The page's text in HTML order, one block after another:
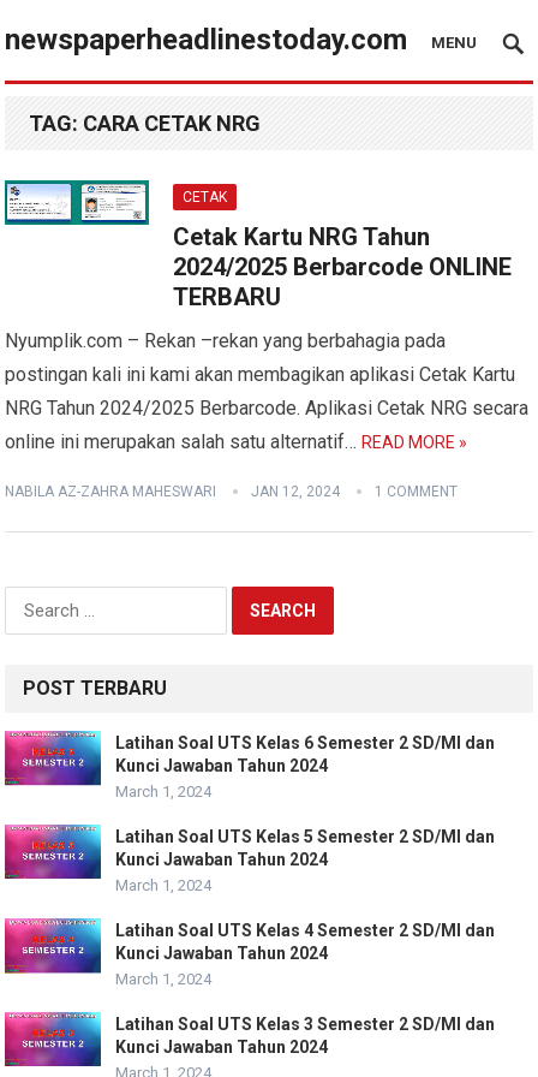
newspaperheadlinestoday.com MENU
TAG: CARA CETAK NRG
CETAK
Cetak Kartu NRG Tahun
2024/2025 Berbarcode ONLINE
TERBARU
Nyumplik.com – Rekan –rekan yang berbahagia pada
postingan kali ini kami akan membagikan aplikasi Cetak Kartu
NRG Tahun 2024/2025 Berbarcode. Aplikasi Cetak NRG secara
online ini merupakan salah satu alternatif…READ MORE »
NABILA AZ-ZAHRA MAHESWARI JAN 12, 2024 1 COMMENT
Search
for:
POST TERBARU
Latihan Soal UTS Kelas 6 Semester 2 SD/MI dan
Kunci Jawaban Tahun 2024
March 1, 2024
Latihan Soal UTS Kelas 5 Semester 2 SD/MI dan
Kunci Jawaban Tahun 2024
March 1, 2024
Latihan Soal UTS Kelas 4 Semester 2 SD/MI dan
Kunci Jawaban Tahun 2024
March 1, 2024
Latihan Soal UTS Kelas 3 Semester 2 SD/MI dan
Kunci Jawaban Tahun 2024
March 1, 2024